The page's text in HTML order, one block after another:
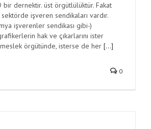
bir dernektir. üst örgütlülüktür. Fakat
işveren sendikaları vardır.
işverenler sendikası gibi-)
hak ve çıkarlarını ister
örgütünde, isterse de her […]
0